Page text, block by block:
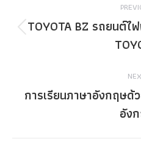
navigation
TOYOTA BZ รถยนต์ไ
การเรียนภาษาอังกฤษ
อัง